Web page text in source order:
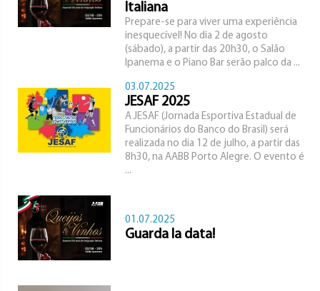
Italiana
Prepare-se para viver uma experiência
inesquecível! No dia 2 de agosto
(sábado), a partir das 20h30, o Salão
Ipanema e o Piano Bar serão palco da ...
03.07.2025
JESAF 2025
A JESAF (Jornada Esportiva Estadual de
Funcionários do Banco do Brasil) será
realizada no dia 12 de julho, a partir das
8h30, na AABB Porto Alegre. O evento é
...
01.07.2025
Guarda la data!